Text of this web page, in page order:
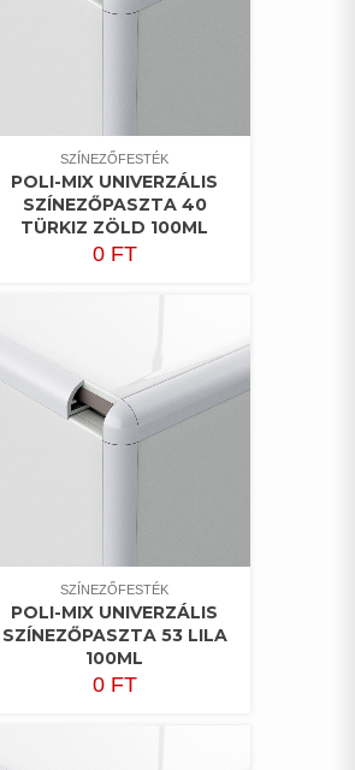
SZÍNEZŐFESTÉK
POLI-MIX UNIVERZÁLIS
SZÍNEZŐPASZTA 40
TÜRKIZ ZÖLD 100ML
0 FT
SZÍNEZŐFESTÉK
POLI-MIX UNIVERZÁLIS
SZÍNEZŐPASZTA 53 LILA
100ML
0 FT